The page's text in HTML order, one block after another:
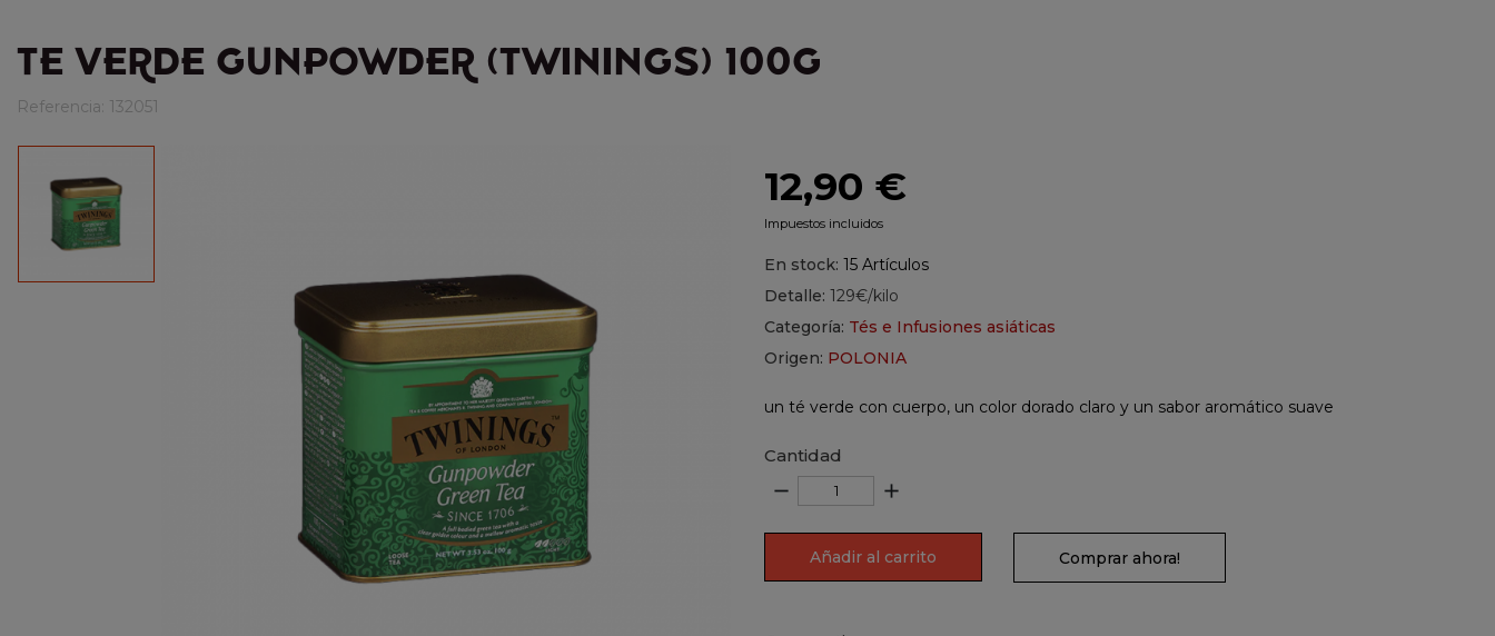
TE VERDE GUNPOWDER (TWININGS) 100G
Referencia: 132051
12,90 €
Impuestos incluidos
En stock: 15 Artículos
Detalle: 129€/kilo
Categoría: Tés e Infusiones asiáticas
Origen: POLONIA
un té verde con cuerpo, un color dorado claro y un sabor aromático suave
Cantidad
remove add
Añadir al carrito Comprar ahora!